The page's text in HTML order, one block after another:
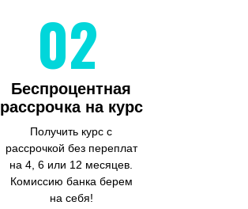
02
Получить курс с
рассрочкой без переплат
на 4, 6 или 12 месяцев.
Комиссию банка берем
на себя!
Беспроцентная
рассрочка на курс